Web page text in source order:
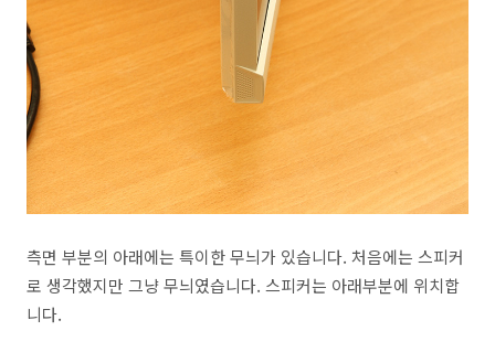
측면 부분의 아래에는 특이한 무늬가 있습니다. 처음에는 스피커
로 생각했지만 그냥 무늬였습니다. 스피커는 아래부분에 위치합
니다.